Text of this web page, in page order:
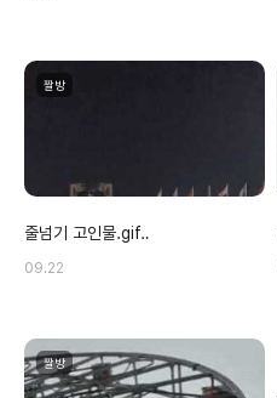
짤방
줄넘기 고인물.gif‥
09.22
짤방